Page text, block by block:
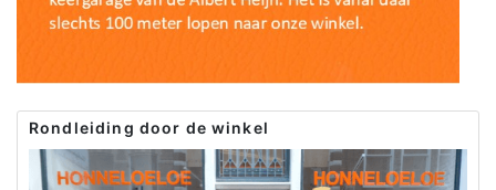
Rondleiding door de winkel